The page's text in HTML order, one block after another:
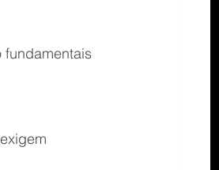
fundamentais